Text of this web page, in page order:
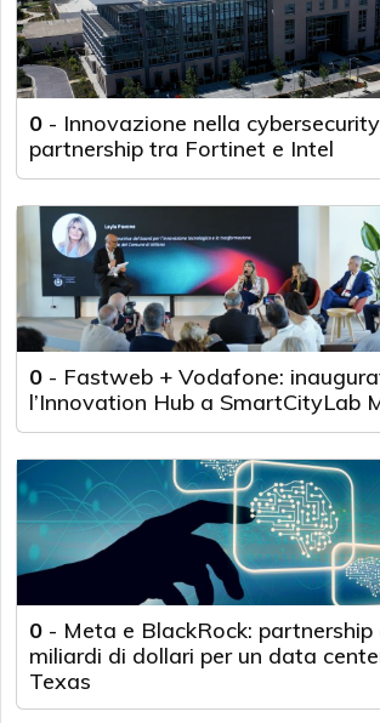
0 - Innovazione nella
partnership tra Fortinet e Intel
0 - Fastweb + Vodafone:
l’Innovation Hub a SmartCityLab
0 - Meta e BlackRock:
miliardi di dollari per un data
Texas